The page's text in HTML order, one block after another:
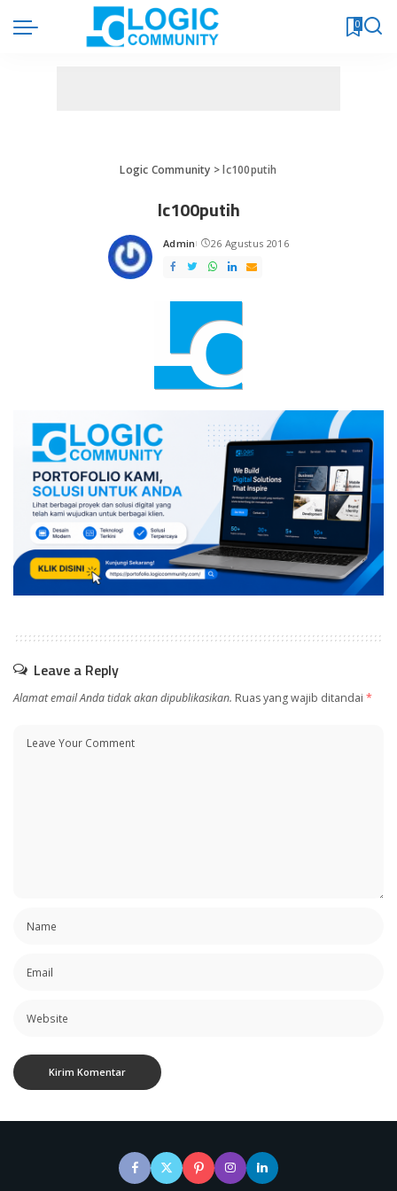
0
Logic Community >lc100putih
lc100putih
Posted
by
Admin 26 Agustus 2016
Leave a Reply
Alamat email Anda tidak akan dipublikasikan. Ruas yang wajib ditandai *